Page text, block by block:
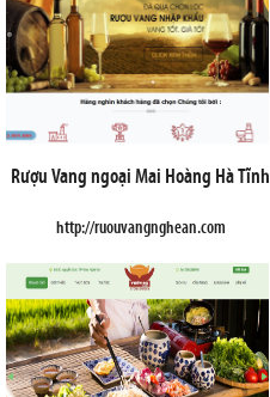
Rượu Vang ngoại Mai Hoàng Hà Tĩnh
http://ruouvangnghean.com